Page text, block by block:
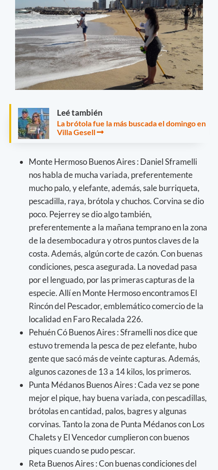
Leé también
La brótola fue la más buscada el domingo en
Villa Gesell
Monte Hermoso Buenos Aires : Daniel Sframelli
nos habla de mucha variada, preferentemente
mucho palo, y elefante, además, sale burriqueta,
pescadilla, raya, brótola y chuchos. Corvina se dio
poco. Pejerrey se dio algo también,
preferentemente a la mañana temprano en la zona
de la desembocadura y otros puntos claves de la
costa. Además, algún corte de cazón. Con buenas
condiciones, pesca asegurada. La novedad pasa
por el lenguado, por las primeras capturas de la
especie. Allí en Monte Hermoso encontramos El
Rincón del Pescador, emblemático comercio de la
localidad en Faro Recalada 226.
Pehuén Có Buenos Aires : Sframelli nos dice que
estuvo tremenda la pesca de pez elefante, hubo
gente que sacó más de veinte capturas. Además,
algunos cazones de 13 a 14 kilos, los primeros.
Punta Médanos Buenos Aires : Cada vez se pone
mejor el pique, hay buena variada, con pescadillas,
brótolas en cantidad, palos, bagres y algunas
corvinas. Tanto la zona de Punta Médanos con Los
Chalets y El Vencedor cumplieron con buenos
piques cuando se pudo pescar.
Reta Buenos Aires : Con buenas condiciones del